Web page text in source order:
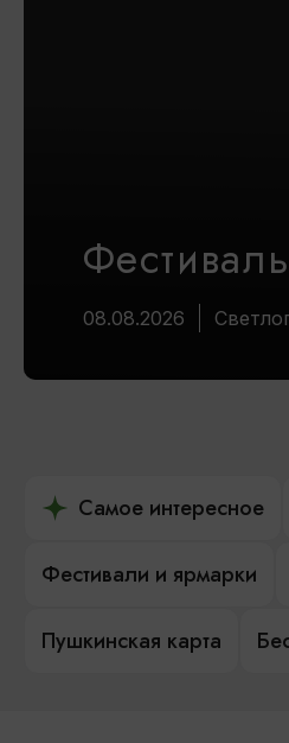
08.08.2026
Самое интересное
Фестивали и ярмарки
Пушкинская карта